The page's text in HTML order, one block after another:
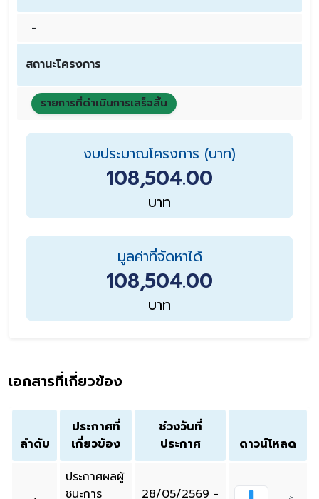
-
สถานะโครงการ
รายการที่ดำเนินการเสร็จสิ้น
งบประมาณโครงการ (บาท)
108,504.00
บาท
มูลค่าที่จัดหาได้
108,504.00
บาท
เอกสารที่เกี่ยวข้อง
ลำดับ
ประกาศที่
เกี่ยวข้อง
ช่วงวันที่
ประกาศ
ดาวน์โหลด
ประกาศผลผู้
ชนะการ
28/05/2569 -